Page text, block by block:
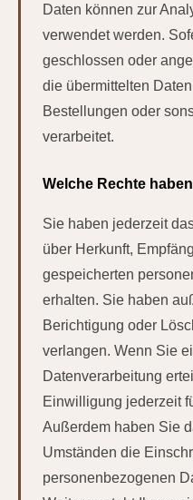
Daten können zur
verwendet werden.
geschlossen oder
die übermittelten
Bestellungen oder
verarbeitet.
Welche Rechte
Sie haben jederzeit
über Herkunft,
gespeicherten
erhalten. Sie haben
Berichtigung oder
verlangen. Wenn Sie
Datenverarbeitung
Einwilligung jederzeit
Außerdem haben Sie
Umständen die
personenbezogenen